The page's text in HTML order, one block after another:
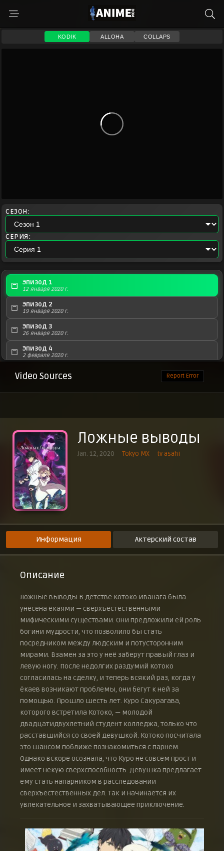
KODIK ALLOHA COLLAPS
СЕЗОН:
СЕРИЯ:
Эпизод 1
12 января 2020 г.
Эпизод 2
19 января 2020 г.
Эпизод 3
26 января 2020 г.
Эпизод 4
2 февраля 2020 г.
Эпизод 5
9 февраля 2020 г.
Эпизод 8
1 марта 2020 г.
Эпизод 9
8 марта 2020 г.
Эпизод 10
15 марта 2020 г.
Эпизод 11
22 марта 2020 г.
Эпизод 12
29 марта 2020 г.
Эпизод 13
9 января 2023 г.
16 января 2023 г.
23 января 2023 г.
Эпизод 16
30 января 2023 г.
Эпизод 17
6 февраля 2023 г.
Эпизод 18
13 февраля 2023 г.
Эпизод 19
20 февраля 2023 г.
Эпизод 20
Эпизод 21
Эпизод 22
Эпизод 23
20 марта 2023 г.
Эпизод 24
27 марта 2023 г.
Video Sources Report Error
Ложные выводы
Jan. 12, 2020 Tokyo MX tv asahi
Информация Актерский состав
Описание
Ложные выводы В детстве Котоко Иванага была
унесена ёкаями — сверхъестественными
мифическими существами. Они предложили ей роль
богини мудрости, что позволило бы стать
посредником между людским и потусторонним
мирами. Взамен за это у неё заберут правый глаз и
левую ногу. После недолгих раздумий Котоко
согласилась на сделку, и теперь всякий раз, когда у
ёкаев возникают проблемы, они бегут к ней за
помощью. Прошло шесть лет. Куро Сакурагава,
которого встретила Котоко, — молодой
двадцатидвухлетний студент колледжа, только что
расставшийся со своей девушкой. Котоко посчитала
это шансом поближе познакомиться с парнем.
Однако вскоре осознала, что Куро не совсем прост и
имеет некую сверхспособность. Девушка предлагает
ему стать напарником в расследовании
сверхъестественных дел. Так и начинается их
увлекательное и захватывающее приключение.